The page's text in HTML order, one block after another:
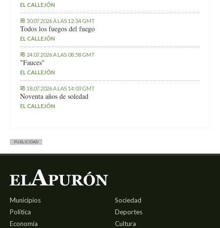
EL CALLEJÓN
30.07.2026 A LAS 12:34 GMT
Todos los fuegos del fuego
EL CALLEJÓN
24.07.2026 A LAS 08:58 GMT
"Fauces"
EL CALLEJÓN
18.07.2026 A LAS 14:03 GMT
Noventa años de soledad
EL CALLEJÓN
PUBLICIDAD
Municipios
Política
Economía
Sociedad
Deportes
Cultura